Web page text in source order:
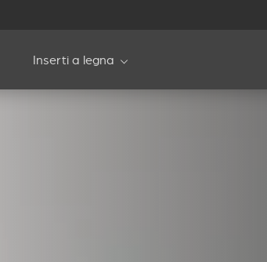
Inserti a legna